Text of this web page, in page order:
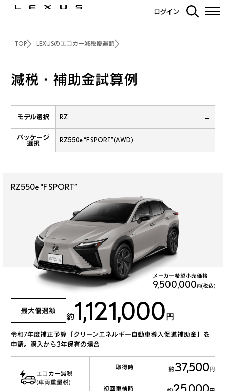
ログイン
TOP LEXUSのエコカー減税優遇額
減税・補助金試算例
モデル選択
パッケージ
選択
RZ550e “F SPORT”
メーカー希望小売価格
9,500,000 円(税込)
最大優遇額
約1,121,000円
令和7年度補正予算「クリーンエネルギー自動車導入促進補助金」を
申請。購入から3年保有の場合
エコカー減税
(車両重量税)
取得時 約37,500円
初回車検時